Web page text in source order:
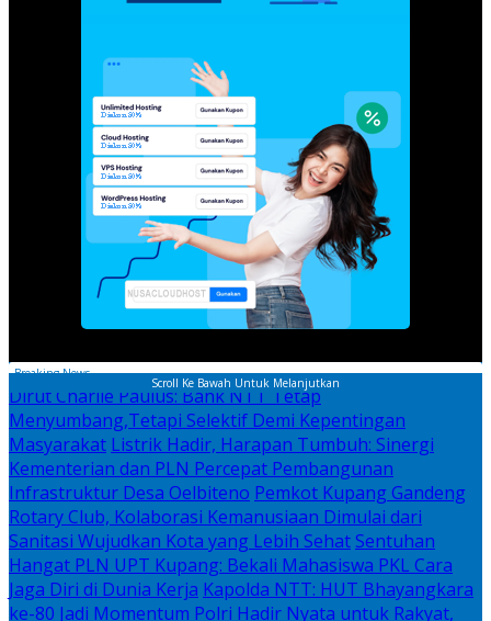
Scroll Ke Bawah Untuk Melanjutkan
Breaking News
Dirut Charlie Paulus: Bank NTT Tetap
Menyumbang,Tetapi Selektif Demi Kepentingan
Masyarakat Listrik Hadir, Harapan Tumbuh: Sinergi
Kementerian dan PLN Percepat Pembangunan
Infrastruktur Desa Oelbiteno Pemkot Kupang Gandeng
Rotary Club, Kolaborasi Kemanusiaan Dimulai dari
Sanitasi Wujudkan Kota yang Lebih Sehat Sentuhan
Hangat PLN UPT Kupang: Bekali Mahasiswa PKL Cara
Jaga Diri di Dunia Kerja Kapolda NTT: HUT Bhayangkara
ke-80 Jadi Momentum Polri Hadir Nyata untuk Rakyat,